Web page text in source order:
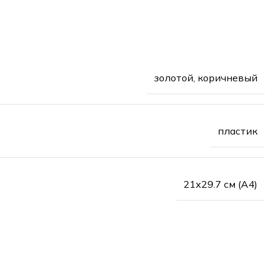
золотой, коричневый
пластик
21х29.7 см (А4)